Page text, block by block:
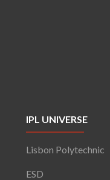
IPL UNIVERSE
Lisbon Polytechnic
ESD